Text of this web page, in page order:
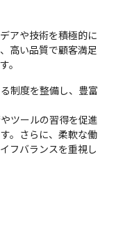
アや技術を積極的に
高い品質で顧客満足
。
制度を整備し、豊富
ツールの習得を促進
。さらに、柔軟な働
フバランスを重視し